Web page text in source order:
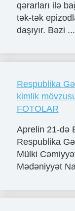
qərarları ilə
tək-tək
daşıyır. Bəzi ...
Respublika
kimlik
FOTOLAR
Aprelin 21-də
Respublika
Mülki
Mədəniyyət